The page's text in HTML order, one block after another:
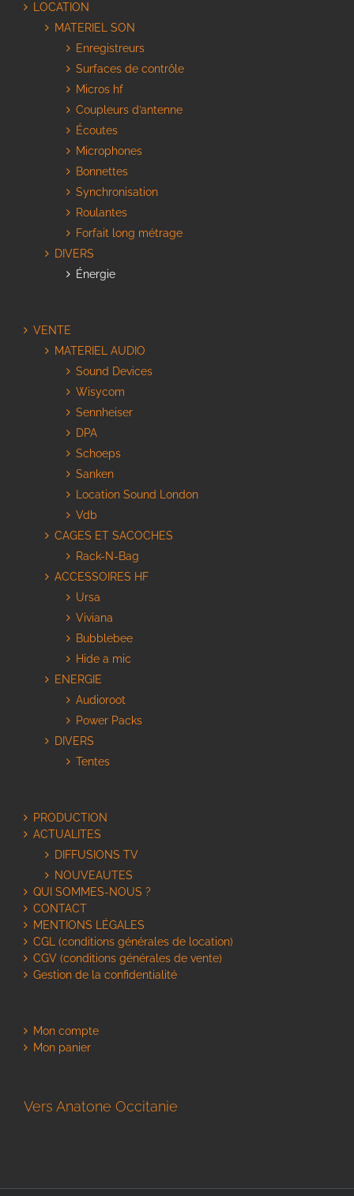
LOCATION
MATERIEL SON
Enregistreurs
Surfaces de contrôle
Micros hf
Coupleurs d’antenne
Écoutes
Microphones
Bonnettes
Synchronisation
Roulantes
Forfait long métrage
DIVERS
Énergie
VENTE
MATERIEL AUDIO
Sound Devices
Wisycom
Sennheiser
DPA
Schoeps
Sanken
Location Sound London
Vdb
CAGES ET SACOCHES
Rack-N-Bag
ACCESSOIRES HF
Ursa
Viviana
Bubblebee
Hide a mic
ENERGIE
Audioroot
Power Packs
DIVERS
Tentes
PRODUCTION
ACTUALITES
DIFFUSIONS TV
NOUVEAUTES
QUI SOMMES-NOUS ?
CONTACT
MENTIONS LÉGALES
CGL (conditions générales de location)
CGV (conditions générales de vente)
Gestion de la confidentialité
Mon compte
Mon panier
Vers Anatone Occitanie